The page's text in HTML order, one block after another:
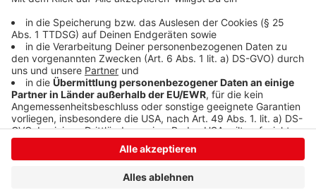
Management Platform
Anzeige